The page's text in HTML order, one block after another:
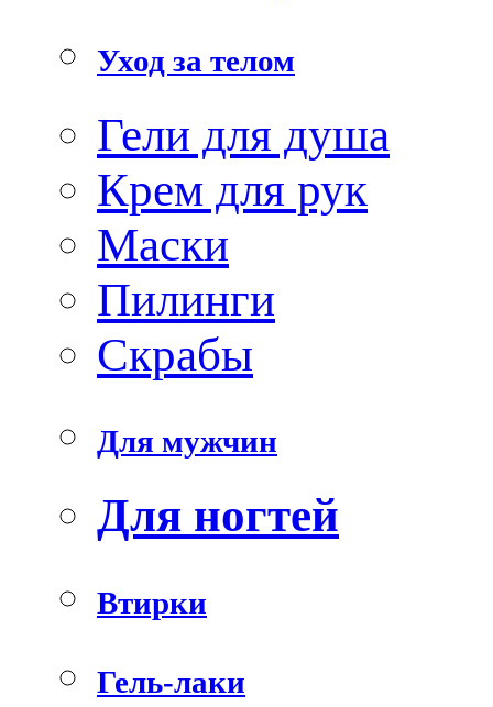
Уход за телом
Гели для душа
Крем для рук
Маски
Пилинги
Скрабы
Для мужчин
Для ногтей
Втирки
Гель-лаки